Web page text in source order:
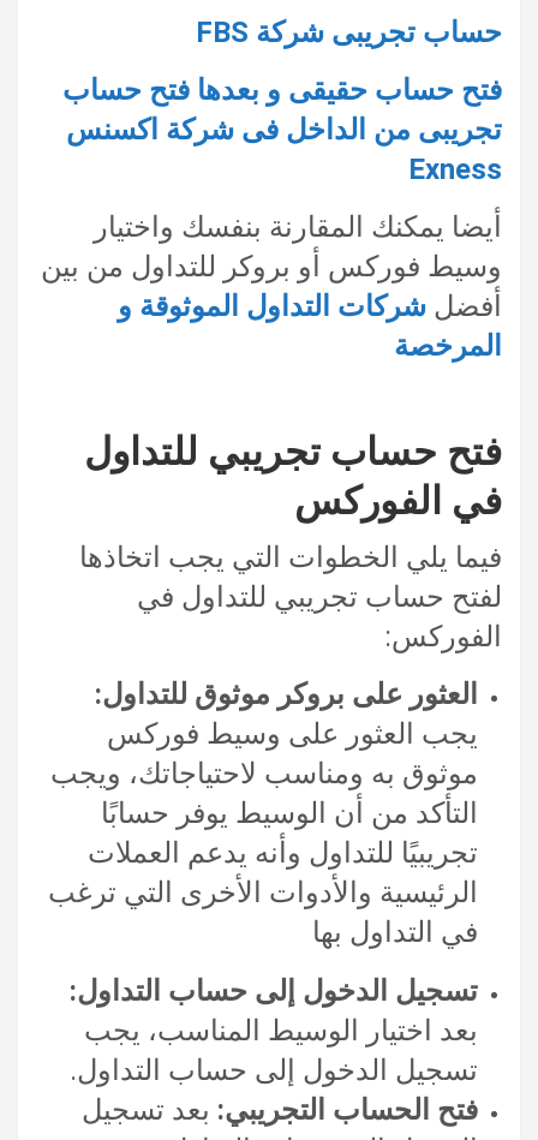
حساب تجريبى شركة FBS
فتح حساب حقيقى و بعدها فتح حساب
تجريبى من الداخل فى شركة اكسنس
Exness
أيضا يمكنك المقارنة بنفسك واختيار
وسيط فوركس أو بروكر للتداول من بين
أفضل شركات التداول الموثوقة و
المرخصة
فتح حساب تجريبي للتداول
في الفوركس
فيما يلي الخطوات التي يجب اتخاذها
لفتح حساب تجريبي للتداول في
الفوركس:
العثور على بروكر موثوق للتداول:
يجب العثور على وسيط فوركس
موثوق به ومناسب لاحتياجاتك، ويجب
التأكد من أن الوسيط يوفر حسابًا
تجريبيًا للتداول وأنه يدعم العملات
الرئيسية والأدوات الأخرى التي ترغب
في التداول بها
تسجيل الدخول إلى حساب التداول:
بعد اختيار الوسيط المناسب، يجب
تسجيل الدخول إلى حساب التداول.
فتح الحساب التجريبي: بعد تسجيل